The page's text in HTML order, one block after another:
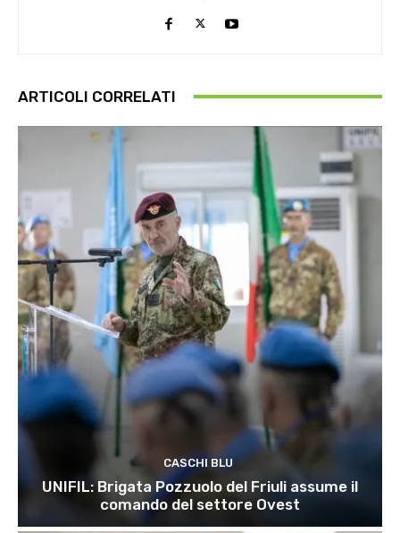
ARTICOLI CORRELATI
CASCHI BLU
UNIFIL: Brigata Pozzuolo del Friuli assume il
comando del settore Ovest